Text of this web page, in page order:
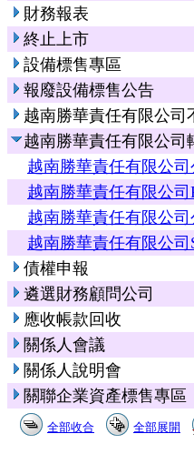
財務報表
終止上市
設備標售專區
報廢設備標售公告
越南勝華責任有限公司
越南勝華責任有限公司
越南勝華責任有限公
越南勝華責任有限公
越南勝華責任有限公
越南勝華責任有限公
債權申報
遴選財務顧問公司
應收帳款回收
關係人會議
關係人說明會
關聯企業資產標售專區
全部收合 全部展開